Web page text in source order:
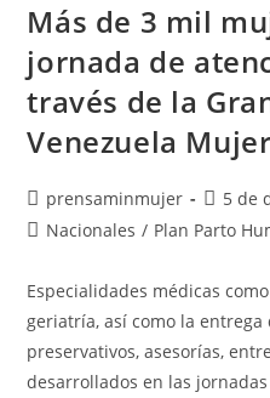
Más de 3 mil
jornada de
través de la
Venezuela
prensaminmujer
5 de
Nacionales / Plan Parto
Especialidades médicas
geriatría, así como la entrega
preservativos, asesorías,
desarrollados en las